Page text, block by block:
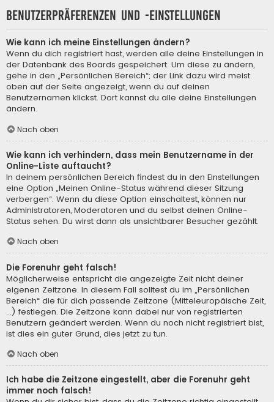
Benutzerpräferenzen und -einstellungen
Wie kann ich meine Einstellungen ändern?
Wenn du dich registriert hast, werden alle deine Einstellungen in
der Datenbank des Boards gespeichert. Um diese zu ändern,
gehe in den „Persönlichen Bereich“; der Link dazu wird meist
oben auf der Seite angezeigt, wenn du auf deinen
Benutzernamen klickst. Dort kannst du alle deine Einstellungen
ändern.
Nach oben
Wie kann ich verhindern, dass mein Benutzername in der
Online-Liste auftaucht?
In deinem persönlichen Bereich findest du in den Einstellungen
eine Option „Meinen Online-Status während dieser Sitzung
verbergen“. Wenn du diese Option einschaltest, können nur
Administratoren, Moderatoren und du selbst deinen Online-
Status sehen. Du wirst dann als unsichtbarer Besucher gezählt.
Nach oben
Die Forenuhr geht falsch!
Möglicherweise entspricht die angezeigte Zeit nicht deiner
eigenen Zeitzone. In diesem Fall solltest du im „Persönlichen
Bereich“ die für dich passende Zeitzone (Mitteleuropäische Zeit,
...) festlegen. Die Zeitzone kann dabei nur von registrierten
Benutzern geändert werden. Wenn du noch nicht registriert bist,
ist dies ein guter Grund, dies jetzt zu tun.
Nach oben
Ich habe die Zeitzone eingestellt, aber die Forenuhr geht
immer noch falsch!